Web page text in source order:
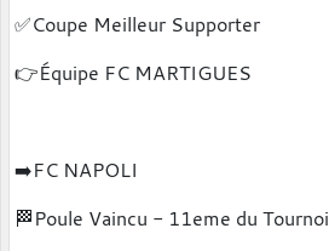
✅️Coupe Meilleur Supporter
👉Équipe FC MARTIGUES
➡️FC NAPOLI
🏁Poule Vaincu - 11eme du Tournoi